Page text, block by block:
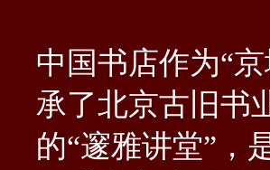
中国书店作为“
承了北京古旧书
的“邃雅讲堂”，